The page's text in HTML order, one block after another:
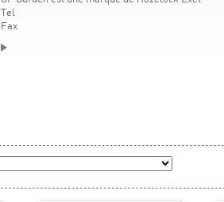
Tel
Fax